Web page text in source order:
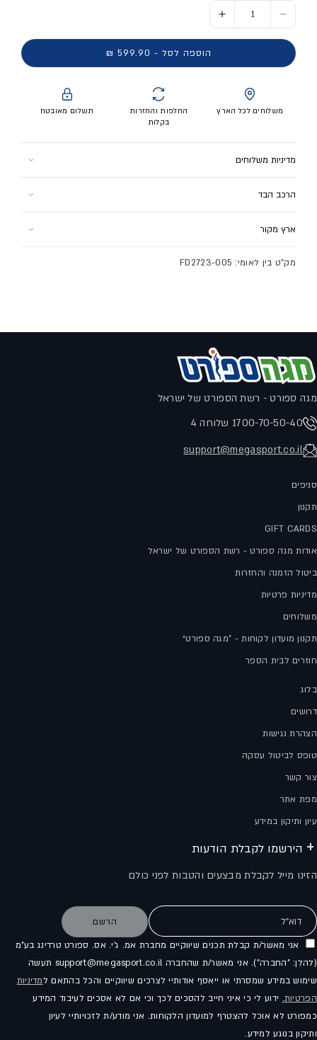
הסר כמות ל- נעלי ריצה מקצועיות PEGASUS 41 - נשים
הוסף כמות ל- נעלי ריצה מקצועיות PEGASUS 41 - נשים
הוספה לסל - 599.90 ₪
משלוחים לכל הארץ
החלפות והחזרות
בקלות
תשלום מאובטח
מדיניות משלוחים
לתקנון המשלוחים לחץ כאן
הרכב הבד
סוליה: 100% גומי
ארץ מקור
מק"ט בין לאומי: FD2723-005
מגה ספורט - רשת הספורט של ישראל
1700-70-50-40 שלוחה 4
support@megasport.co.il
סניפים
תקנון
GIFT CARDS
אודות מגה ספורט - רשת הספורט של ישראל
ביטול הזמנה והחזרות
מדיניות פרטיות
משלוחים
תקנון מועדון לקוחות - "מגה ספורט״
חוזרים לבית הספר
בלוג
דרושים
הצהרת נגישות
טופס לביטול עסקה
צור קשר
מפת אתר
עיון ותיקון במידע
הירשמו לקבלת הודעות
הזינו מייל לקבלת מבצעים והטבות לפני כולם
דוא"ל הרשם
אני מאשר/ת קבלת תכנים שיווקיים מחברת אמ. ג'י. אס. ספורט טרדינג בע"מ
(להלן: "החברה"). אני מאשר/ת שהחברה support@megasport.co.il תעשה
שימוש במידע שמסרתי או ייאסף אודותיי לצרכים שיווקיים והכל בהתאם למדיניות
הפרטיות. ידוע לי כי איני חייב להסכים לכך וכי אם לא אסכים לעיבוד המידע
כמפורט לא אוכל להצטרף למועדון הלקוחות. אני מודע/ת לזכויותיי לעיון
ותיקון בנוגע למידע.